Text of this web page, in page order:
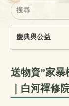
慶典與公益
送物資”家暴
｜白河禪修